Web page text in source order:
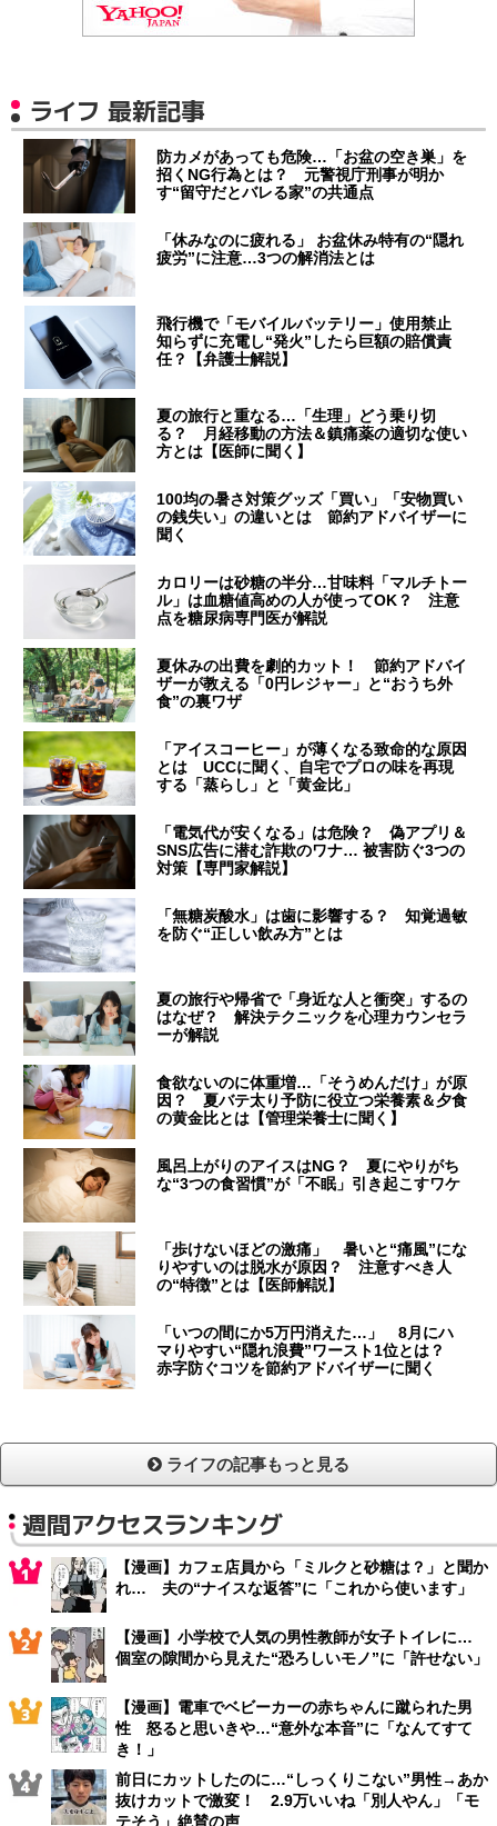
ライフ 最新記事
防カメがあっても危険…「お盆の空き巣」を
招くNG行為とは？ 元警視庁刑事が明か
す“留守だとバレる家”の共通点
「休みなのに疲れる」 お盆休み特有の“隠れ
疲労”に注意…3つの解消法とは
飛行機で「モバイルバッテリー」使用禁止
知らずに充電し“発火”したら巨額の賠償責
任？【弁護士解説】
夏の旅行と重なる…「生理」どう乗り切
る？ 月経移動の方法＆鎮痛薬の適切な使い
方とは【医師に聞く】
100均の暑さ対策グッズ「買い」「安物買い
の銭失い」の違いとは 節約アドバイザーに
聞く
カロリーは砂糖の半分…甘味料「マルチトー
ル」は血糖値高めの人が使ってOK？ 注意
点を糖尿病専門医が解説
夏休みの出費を劇的カット！ 節約アドバイ
ザーが教える「0円レジャー」と“おうち外
食”の裏ワザ
「アイスコーヒー」が薄くなる致命的な原因
とは UCCに聞く、自宅でプロの味を再現
する「蒸らし」と「黄金比」
「電気代が安くなる」は危険？ 偽アプリ＆
SNS広告に潜む詐欺のワナ… 被害防ぐ3つの
対策【専門家解説】
「無糖炭酸水」は歯に影響する？ 知覚過敏
を防ぐ“正しい飲み方”とは
夏の旅行や帰省で「身近な人と衝突」するの
はなぜ？ 解決テクニックを心理カウンセラ
ーが解説
食欲ないのに体重増…「そうめんだけ」が原
因？ 夏バテ太り予防に役立つ栄養素＆夕食
の黄金比とは【管理栄養士に聞く】
風呂上がりのアイスはNG？ 夏にやりがち
な“3つの食習慣”が「不眠」引き起こすワケ
「歩けないほどの激痛」 暑いと“痛風”にな
りやすいのは脱水が原因？ 注意すべき人
の“特徴”とは【医師解説】
「いつの間にか5万円消えた…」 8月にハ
マりやすい“隠れ浪費”ワースト1位とは？
赤字防ぐコツを節約アドバイザーに聞く
ライフの記事もっと見る
週間アクセスランキング
【漫画】カフェ店員から「ミルクと砂糖は？」と聞か
れ… 夫の“ナイスな返答”に「これから使います」
【漫画】小学校で人気の男性教師が女子トイレに…
個室の隙間から見えた“恐ろしいモノ”に「許せない」
【漫画】電車でベビーカーの赤ちゃんに蹴られた男
性 怒ると思いきや…“意外な本音”に「なんてすて
き！」
前日にカットしたのに…“しっくりこない”男性→あか
抜けカットで激変！ 2.9万いいね「別人やん」「モ
テそう」絶賛の声